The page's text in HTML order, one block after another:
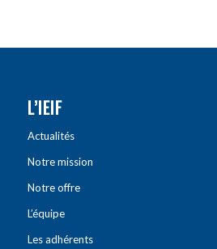
L’IEIF
Actualités
Notre mission
Notre offre
L’équipe
Les adhérents